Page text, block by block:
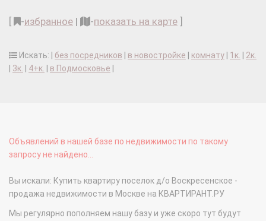
-избранное | -показать на карте
Искать: | без посредников в новостройке комнату 1к.
2к.
3к. 4+к. в Подмосковье
Объявлений в нашей базе по недвижимости по такому
запросу не найдено...
Вы искали: Купить квартиру поселок д/о Воскресенское -
продажа недвижимости в Москве на КВАРТИРАНТ.РУ
Мы регулярно пополняем нашу базу и уже скоро тут будут